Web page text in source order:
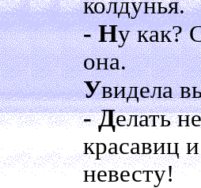
колдунья.
- Ну как?
она.
Увидела
- Делать
красавиц
невесту!